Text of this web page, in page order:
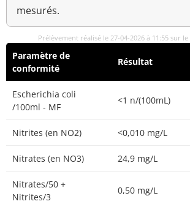
mesurés.
Prélèvement réalisé le 27-04-2026 à 11:55 sur le
Paramètre de
conformité
Résultat
Escherichia coli
/100ml - MF
<1 n/(100mL)
Nitrites (en NO2) <0,010 mg/L
Nitrates (en NO3) 24,9 mg/L
Nitrates/50 +
Nitrites/3
0,50 mg/L